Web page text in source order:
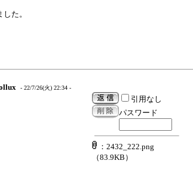
た。
- 22/7/26(火) 22:34 -
引用なし
パスワード
：2432_222.png
（83.9KB）